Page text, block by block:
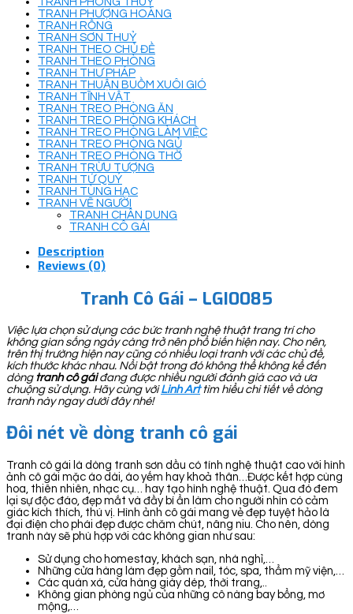
TRANH PHƯỢNG HOÀNG
TRANH RỒNG
TRANH SƠN THUỶ
TRANH THEO CHỦ ĐỀ
TRANH THEO PHÒNG
TRANH THƯ PHÁP
TRANH THUẬN BUỒM XUÔI GIÓ
TRANH TĨNH VẬT
TRANH TREO PHÒNG ĂN
TRANH TREO PHÒNG KHÁCH
TRANH TREO PHÒNG LÀM VIỆC
TRANH TREO PHÒNG NGỦ
TRANH TREO PHÒNG THỜ
TRANH TRỪU TƯỢNG
TRANH TỨ QUÝ
TRANH TÙNG HẠC
TRANH VẼ NGƯỜI
TRANH CHÂN DUNG
TRANH CÔ GÁI
Description
Reviews (0)
Tranh Cô Gái – LGI0085
Việc lựa chọn sử dụng các bức tranh nghệ thuật trang trí cho
không gian sống ngày càng trở nên phổ biến hiện nay. Cho nên,
trên thị trường hiện nay cũng có nhiều loại tranh với các chủ đề,
kích thước khác nhau. Nổi bật trong đó không thể không kể đến
dòng tranh cô gáiđang được nhiều người đánh giá cao và ưa
chuộng sử dụng. Hãy cùng với Linh Art tìm hiểu chi tiết về dòng
tranh này ngay dưới đây nhé!
Đôi nét về dòng tranh cô gái
Tranh cô gái là dòng tranh sơn dầu có tính nghệ thuật cao với hình
ảnh cô gái mặc áo dài, áo yếm hay khoả thân…Được kết hợp cùng
hoa, thiên nhiên, nhạc cụ… hay tạo hình nghệ thuật. Qua đó đem
lại sự độc đáo, đẹp mắt và đầy bí ẩn làm cho người nhìn có cảm
giác kích thích, thú vị. Hình ảnh cô gái mang vẻ đẹp tuyệt hảo là
đại điện cho phái đẹp được chăm chút, nâng niu. Cho nên, dòng
tranh này sẽ phù hợp với các không gian như sau:
Sử dụng cho homestay, khách sạn, nhà nghỉ,…
Những cửa hàng làm đẹp gồm nail, tóc, spa, thẩm mỹ viện,…
Các quán xá, cửa hàng giày dép, thời trang,..
Không gian phòng ngủ của những cô nàng bay bổng, mơ
mộng,…